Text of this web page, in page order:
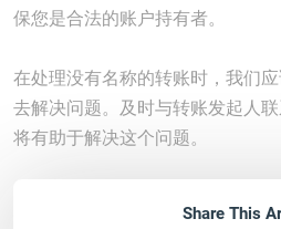
保您是合法的账户持有者。
在处理没有名称的转账时，我们
去解决问题。及时与转账发起人
将有助于解决这个问题。
Share This